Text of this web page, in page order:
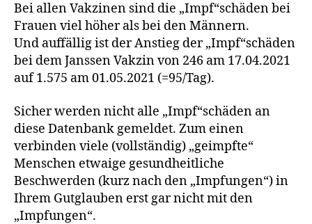
Bei allen Vakzinen sind die „Impf“schäden bei
Frauen viel höher als bei den Männern.
Und auffällig ist der Anstieg der „Impf“schäden
bei dem Janssen Vakzin von 246 am 17.04.2021
auf 1.575 am 01.05.2021 (=95/Tag).
Sicher werden nicht alle „Impf“schäden an
diese Datenbank gemeldet. Zum einen
verbinden viele (vollständig) „geimpfte“
Menschen etwaige gesundheitliche
Beschwerden (kurz nach den „Impfungen“) in
Ihrem Gutglauben erst gar nicht mit den
„Impfungen“.